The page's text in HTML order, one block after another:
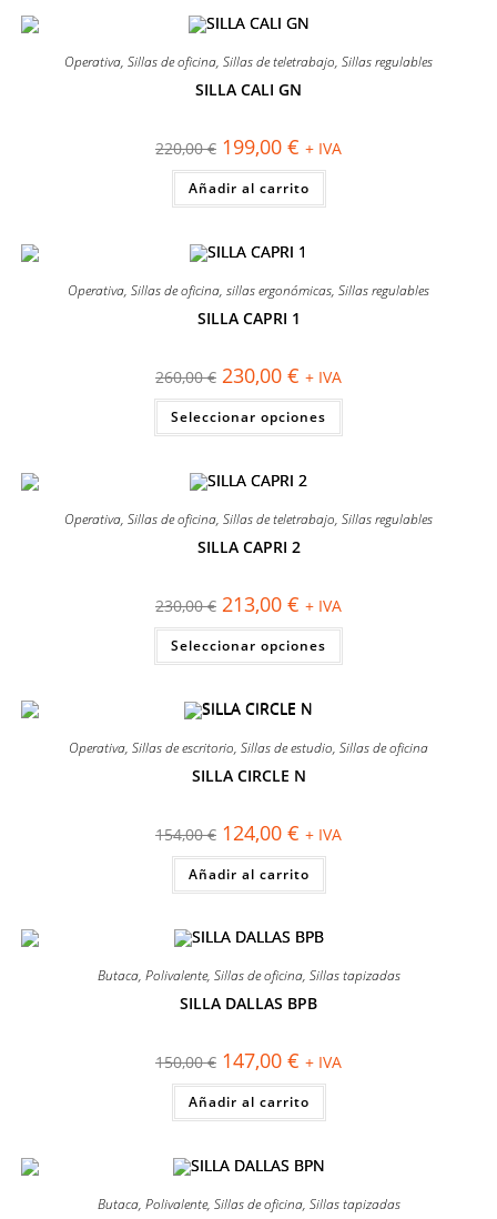
se
pueden
Operativa, Sillas de oficina, Sillas de teletrabajo, Sillas regulables
SILLA CALI GN
220,00€ El
precio
original
era:
220,00 €.
199,00 € El
precio
actual
es:
199,00 €.
+ IVA
Añadir al carrito
Operativa, Sillas de oficina, sillas ergonómicas, Sillas regulables
SILLA CAPRI 1
260,00€ El
precio
original
era:
260,00 €.
230,00 € El
precio
actual
es:
230,00 €.
+ IVA
Seleccionar opciones
Este
tiene
se
pueden
producto
Operativa, Sillas de oficina, Sillas de teletrabajo, Sillas regulables
SILLA CAPRI 2
230,00€ El
precio
original
era:
230,00 €.
213,00 € El
precio
actual
es:
213,00 €.
+ IVA
Seleccionar opciones
Este
tiene
se
pueden
Operativa, Sillas de escritorio, Sillas de estudio, Sillas de oficina
SILLA CIRCLE N
154,00€ El
precio
original
era:
154,00 €.
124,00 € El
precio
actual
es:
124,00 €.
+ IVA
Añadir al carrito
Butaca, Polivalente, Sillas de oficina, Sillas tapizadas
SILLA DALLAS BPB
150,00€ El
precio
original
era:
150,00 €.
147,00 € El
precio
actual
es:
147,00 €.
+ IVA
Añadir al carrito
Butaca, Polivalente, Sillas de oficina, Sillas tapizadas